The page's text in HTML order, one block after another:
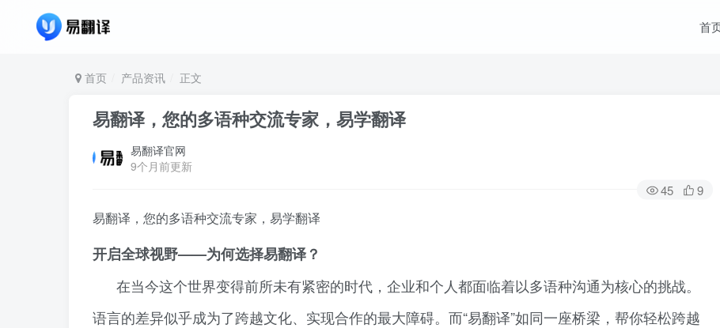
首
首页 产品资讯 正文
易翻译，您的多语种交流专家，易学翻译
易翻译官网
9个月前更新
45 9
易翻译，您的多语种交流专家，易学翻译
开启全球视野——为何选择易翻译？
在当今这个世界变得前所未有紧密的时代，企业和个人都面临着以多语种沟通为核心的挑战。
语言的差异似乎成为了跨越文化、实现合作的最大障碍。而“易翻译”如同一座桥梁，帮你轻松跨越